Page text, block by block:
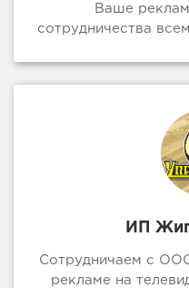
Ваше
сотрудничества
ИП
Сотрудничаем с
рекламе на